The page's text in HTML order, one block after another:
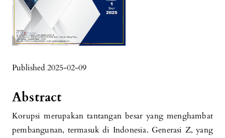
Published 2025-02-09
Abstract
Korupsi merupakan tantangan besar yang menghambat
pembangunan, termasuk di Indonesia. Generasi Z, yang